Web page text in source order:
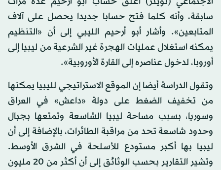
سابقة، وأنه كلما فتح حسابا جديدا يحصل على آلاف
المتابعين». وأشار أبو أرحيم الليبي إلى أن «التنظيم
يمكنه استغلال عمليات الهجرة غير الشرعية من ليبيا إلى
أوروبا، لدخول عناصره إلى القارة الأوروبية».
وتقول الدراسة أيضا إن الموقع الاستراتيجي لليبيا يمكنها
من تخفيف الضغط على دولة «داعش» في العراق
وسوريا، بسبب مساحة ليبيا الشاسعة وتمتعها بجبال
وحدود شاسعة تحد من مراقبة الطائرات، بالإضافة إلى أن
ليبيا بها أكبر مستودع للأسلحة في الشرق الأوسط.
وتشير التقارير بحسب الوثائق إلى أن أكثر من 20 مليون